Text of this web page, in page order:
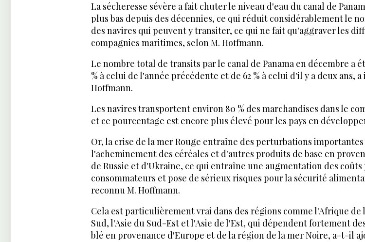
La sécheresse sévère a fait chuter le niveau d'eau du canal de
plus bas depuis des décennies, ce qui réduit considérablement le
des navires qui peuvent y transiter, ce qui ne fait qu'aggraver les
compagnies maritimes, selon M. Hoffmann.
Le nombre total de transits par le canal de Panama en décembre a
% à celui de l'année précédente et de 62 % à celui d'il y a deux ans,
Hoffmann.
Les navires transportent environ 80 % des marchandises dans le
et ce pourcentage est encore plus élevé pour les pays en
Or, la crise de la mer Rouge entraîne des perturbations importantes
l'acheminement des céréales et d'autres produits de base en
de Russie et d'Ukraine, ce qui entraîne une augmentation des coûts
consommateurs et pose de sérieux risques pour la sécurité
reconnu M. Hoffmann.
Cela est particulièrement vrai dans des régions comme l'Afrique de
Sud, l'Asie du Sud-Est et l'Asie de l'Est, qui dépendent fortement
blé en provenance d'Europe et de la région de la mer Noire, a-t-il